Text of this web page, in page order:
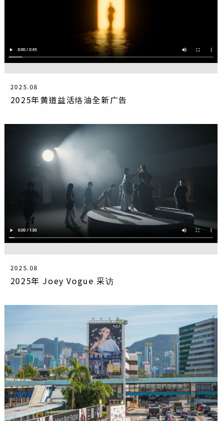
2025.08
2025年黄道益活络油全新广告
2025.08
2025年 Joey Vogue 采访